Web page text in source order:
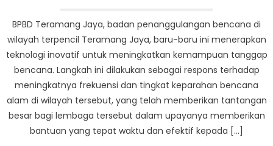
in
BPBD Teramang Jaya, badan penanggulangan bencana di
wilayah terpencil Teramang Jaya, baru-baru ini menerapkan
teknologi inovatif untuk meningkatkan kemampuan tanggap
bencana. Langkah ini dilakukan sebagai respons terhadap
meningkatnya frekuensi dan tingkat keparahan bencana
alam di wilayah tersebut, yang telah memberikan tantangan
besar bagi lembaga tersebut dalam upayanya memberikan
bantuan yang tepat waktu dan efektif kepada […]